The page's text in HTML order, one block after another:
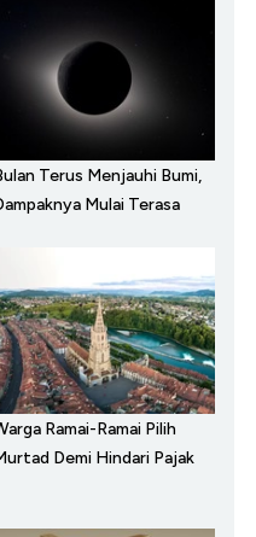
Terus Menjauhi Bumi,
Mulai Terasa
Ramai-Ramai Pilih
Demi Hindari Pajak